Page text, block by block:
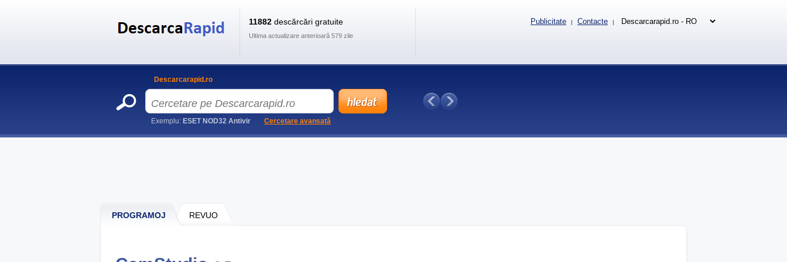
PROGRAMOJ REVUO
11882 descărcări gratuite
Ultima actualizare anterioară 579 zile
Publicitate | Contacte |
Descarcarapid.ro
Exemplu: ESET NOD32 Antivir Cercetare avansată